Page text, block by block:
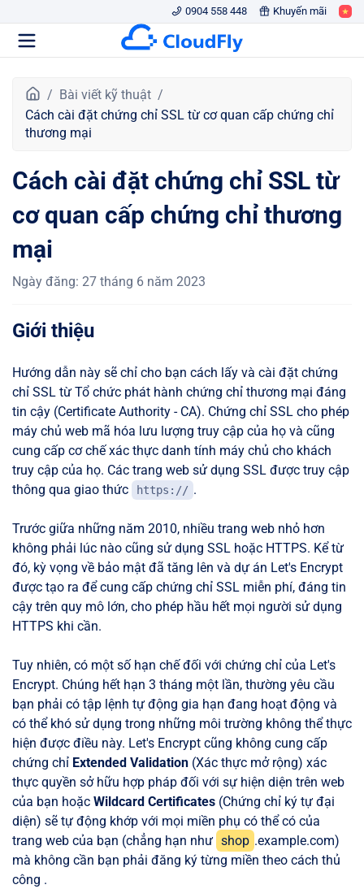
0904 558 448 Khuyến mãi
r
a
c
ủ
Bài viết kỹ thuật
Cách cài đặt chứng chỉ SSL từ cơ quan cấp chứng chỉ
thương mại
Cách cài đặt chứng chỉ SSL từ
cơ quan cấp chứng chỉ thương
mại
Ngày đăng: 27 tháng 6 năm 2023
Giới thiệu
Hướng dẫn này sẽ chỉ cho bạn cách lấy và cài đặt chứng
chỉ SSL từ Tổ chức phát hành chứng chỉ thương mại đáng
tin cậy (Certificate Authority - CA). Chứng chỉ SSL cho phép
máy chủ web mã hóa lưu lượng truy cập của họ và cũng
cung cấp cơ chế xác thực danh tính máy chủ cho khách
truy cập của họ. Các trang web sử dụng SSL được truy cập
thông qua giao thức
https:// .
Trước giữa những năm 2010, nhiều trang web nhỏ hơn
không phải lúc nào cũng sử dụng SSL hoặc HTTPS. Kể từ
đó, kỳ vọng về bảo mật đã tăng lên và dự án Let's Encrypt
được tạo ra để cung cấp chứng chỉ SSL miễn phí, đáng tin
cậy trên quy mô lớn, cho phép hầu hết mọi người sử dụng
HTTPS khi cần.
Tuy nhiên, có một số hạn chế đối với chứng chỉ của Let's
Encrypt. Chúng hết hạn 3 tháng một lần, thường yêu cầu
bạn phải có tập lệnh tự động gia hạn đang hoạt động và
có thể khó sử dụng trong những môi trường không thể thực
hiện được điều này. Let's Encrypt cũng không cung cấp
chứng chỉ Extended Validation (Xác thực mở rộng) xác
thực quyền sở hữu hợp pháp đối với sự hiện diện trên web
của bạn hoặc Wildcard Certificates (Chứng chỉ ký tự đại
diện) sẽ tự động khớp với mọi miền phụ có thể có của
trang web của bạn (chẳng hạn như shop .example.com)
mà không cần bạn phải đăng ký từng miền theo cách thủ
công .